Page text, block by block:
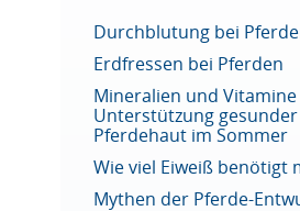
Durchblutung bei
Erdfressen bei Pferden
Mineralien und
Unterstützung gesunder
Pferdehaut im Sommer
Wie viel Eiweiß benötigt
Mythen der Pferde-